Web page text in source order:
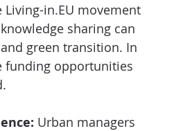
in.EU movement
sharing can
green transition. In
funding opportunities
Urban managers